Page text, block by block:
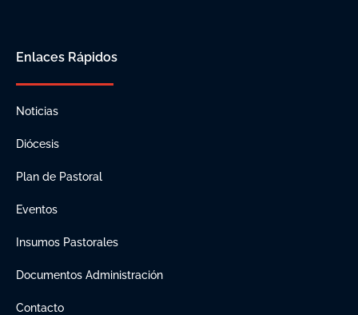
Enlaces Rápidos
Noticias
Diócesis
Plan de Pastoral
Eventos
Insumos Pastorales
Documentos Administración
Contacto